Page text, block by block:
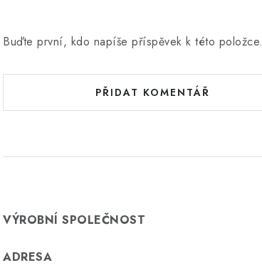
Buďte první, kdo napíše příspěvek k této položce.
PŘIDAT KOMENTÁŘ
VÝROBNÍ SPOLEČNOST
ADRESA